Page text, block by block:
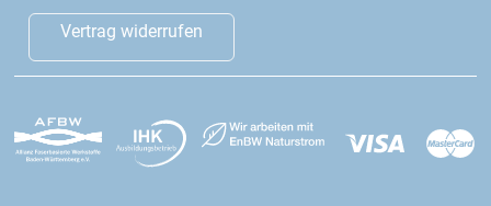
Vertrag widerrufen